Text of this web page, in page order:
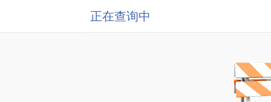
正在查询中